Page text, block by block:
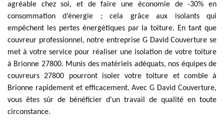
agréable chez soi, et de faire une économie de -30% en
consommation d’énergie ; cela grâce aux isolants qui
empêchent les pertes énergétiques par la toiture. En tant que
couvreur professionnel, notre entreprise G David Couverture se
met à votre service pour réaliser une isolation de votre toiture
à Brionne 27800. Munis des matériels adéquats, nos équipes de
couvreurs 27800 pourront isoler votre toiture et comble à
Brionne rapidement et efficacement. Avec G David Couverture,
vous êtes sûr de bénéficier d’un travail de qualité en toute
circonstance.